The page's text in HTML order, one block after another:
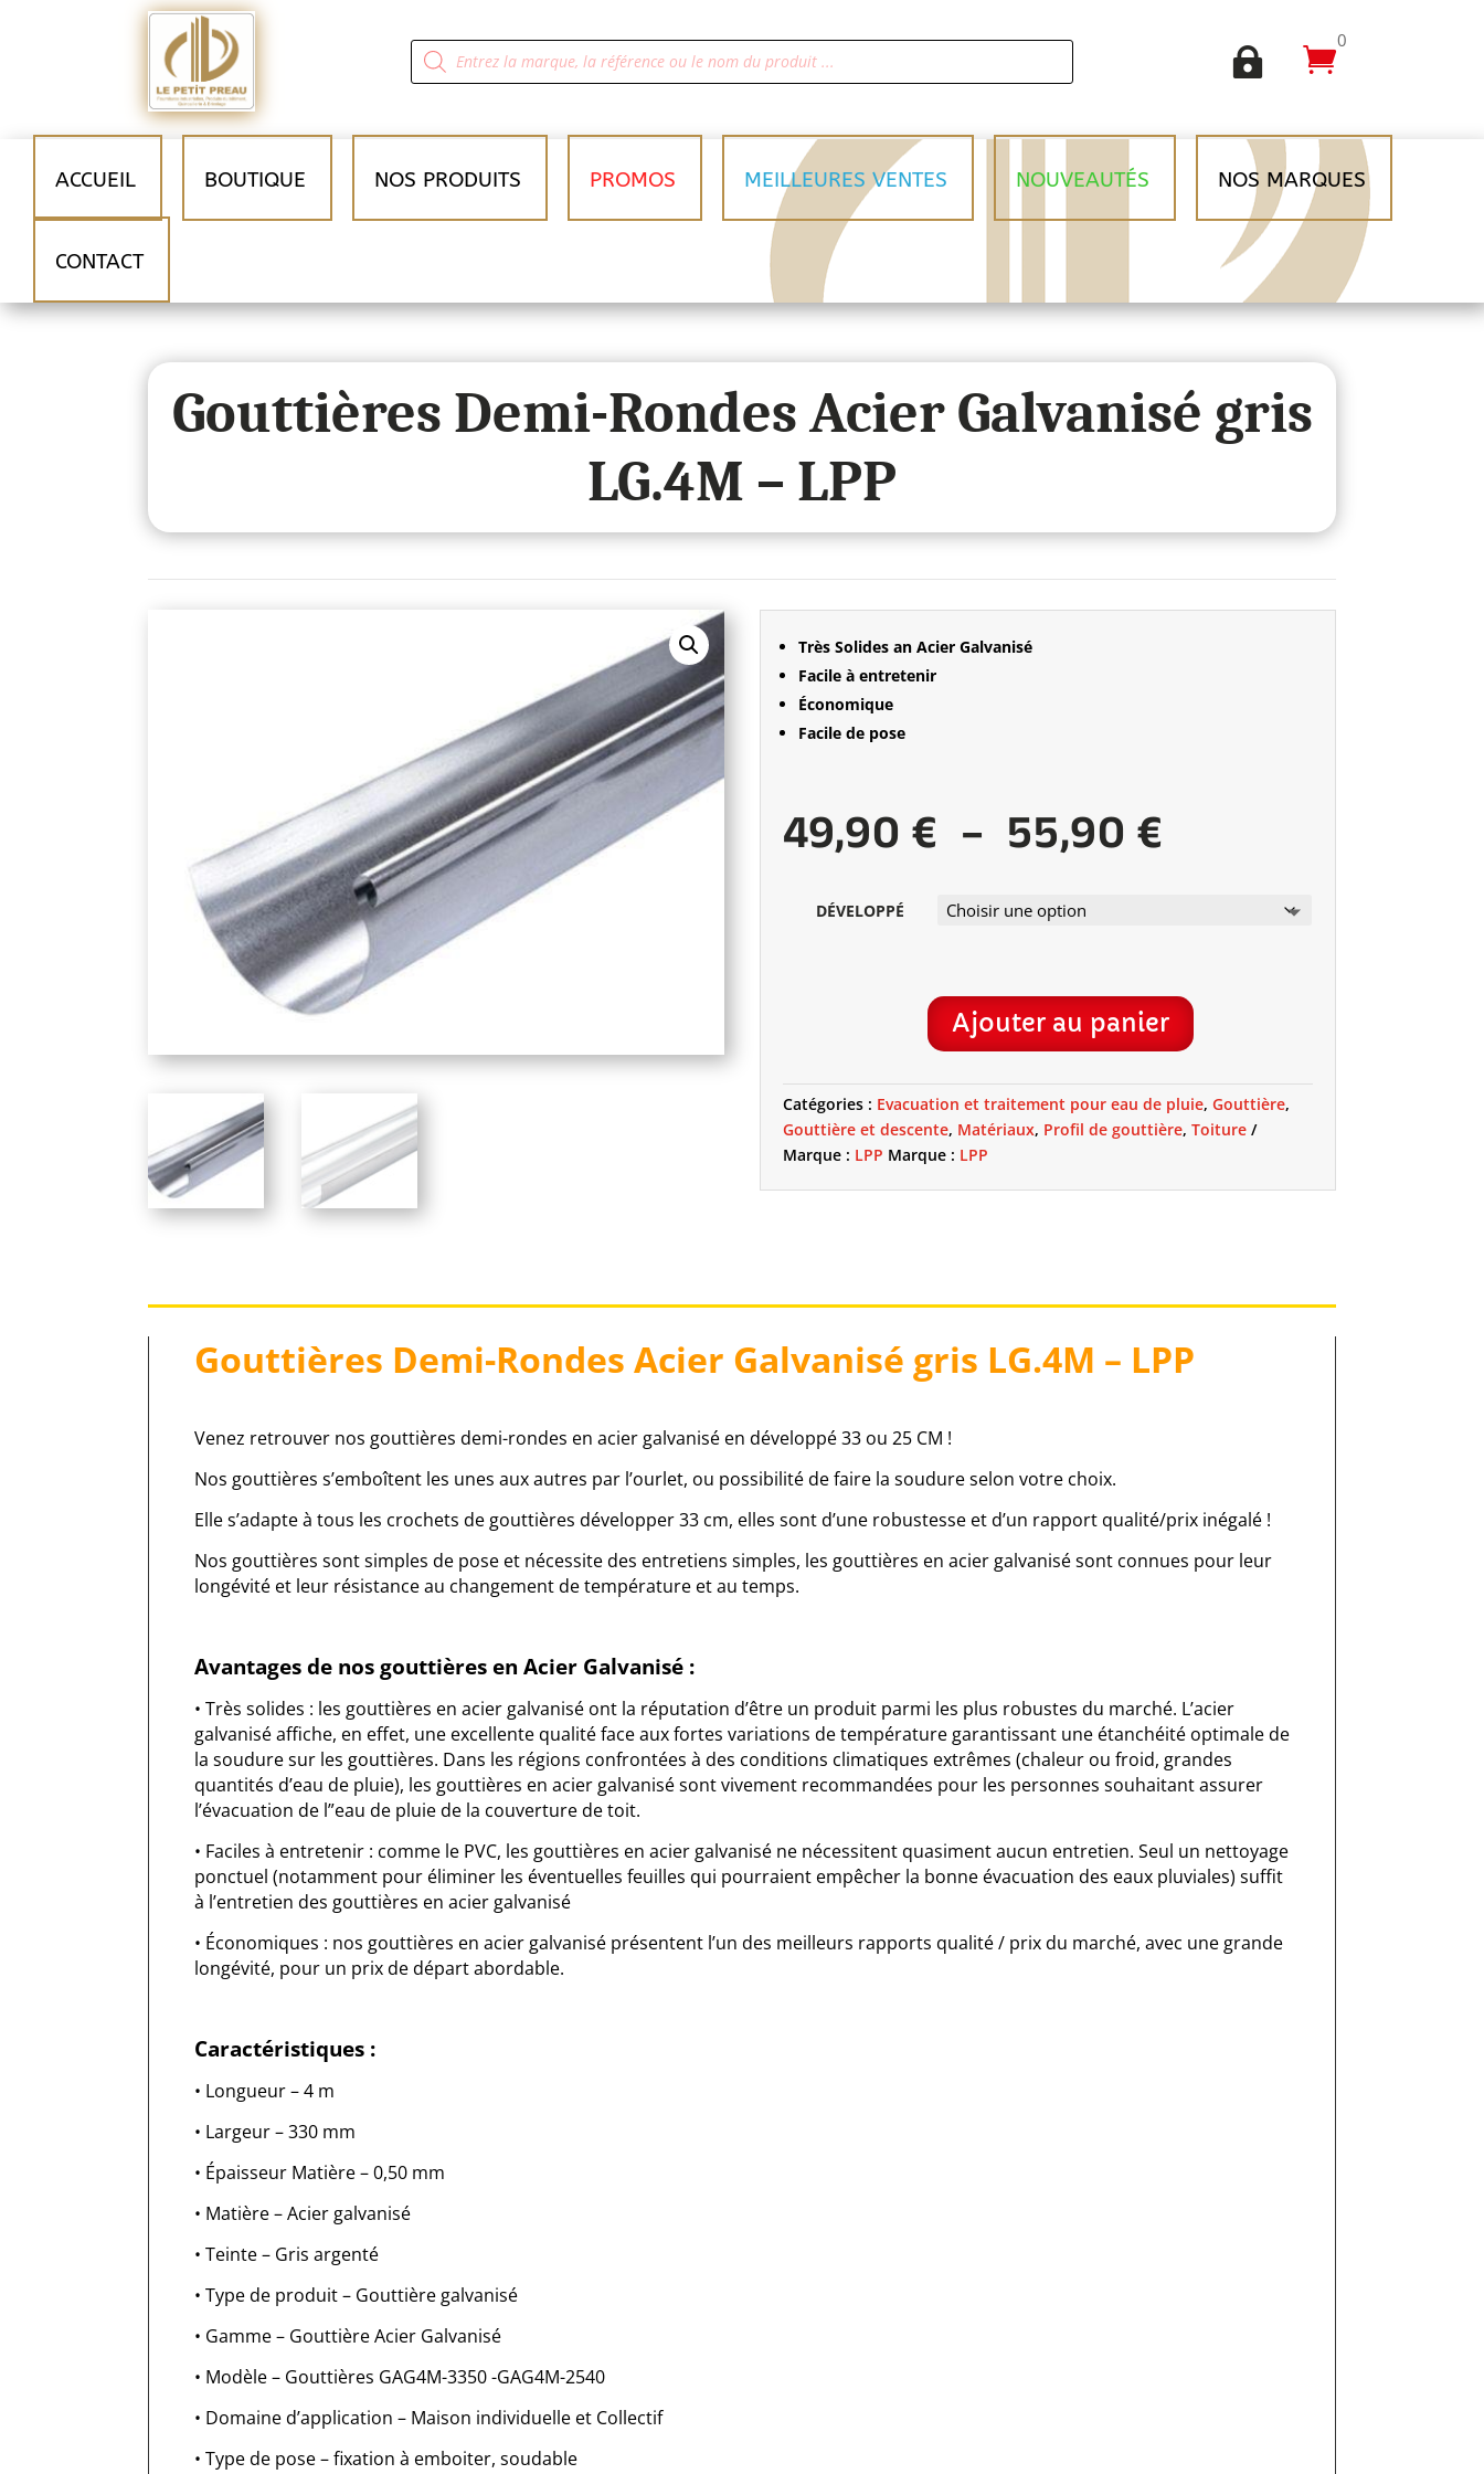
Recherche
de
produits  
0
ACCUEIL BOUTIQUE NOS PRODUITS PROMOS MEILLEURES VENTES NOUVEAUTÉS NOS MARQUES
CONTACT
Gouttières Demi-Rondes Acier Galvanisé gris
LG.4M – LPP
Très Solides an Acier Galvanisé
Facile à entretenir
Économique
Facile de pose
49,90€ – 55,90€
prix :
49,90 €
DÉVELOPPÉ
QUANTITÉ
GOUTTIÈRES
DEMI-
RONDES
ACIER
GALVANISÉ
Ajouter au panier
Catégories : Evacuation et traitement pour eau de pluie,Gouttière,
Gouttière et descente, Matériaux, Profil de gouttière,Toiture
Marque : LPP Marque : LPP
Gouttières Demi-Rondes Acier Galvanisé gris LG.4M – LPP
Venez retrouver nos gouttières demi-rondes en acier galvanisé en développé 33 ou 25 CM !
Nos gouttières s’emboîtent les unes aux autres par l’ourlet, ou possibilité de faire la soudure selon votre choix.
Elle s’adapte à tous les crochets de gouttières développer 33 cm, elles sont d’une robustesse et d’un rapport qualité/prix inégalé !
Nos gouttières sont simples de pose et nécessite des entretiens simples, les gouttières en acier galvanisé sont connues pour leur
longévité et leur résistance au changement de température et au temps.
Avantages de nos gouttières en Acier Galvanisé :
• Très solides : les gouttières en acier galvanisé ont la réputation d’être un produit parmi les plus robustes du marché. L’acier
galvanisé affiche, en effet, une excellente qualité face aux fortes variations de température garantissant une étanchéité optimale de
la soudure sur les gouttières. Dans les régions confrontées à des conditions climatiques extrêmes (chaleur ou froid, grandes
quantités d’eau de pluie), les gouttières en acier galvanisé sont vivement recommandées pour les personnes souhaitant assurer
l’évacuation de l”eau de pluie de la couverture de toit.
• Faciles à entretenir : comme le PVC, les gouttières en acier galvanisé ne nécessitent quasiment aucun entretien. Seul un nettoyage
ponctuel (notamment pour éliminer les éventuelles feuilles qui pourraient empêcher la bonne évacuation des eaux pluviales) suffit
à l’entretien des gouttières en acier galvanisé
• Économiques : nos gouttières en acier galvanisé présentent l’un des meilleurs rapports qualité / prix du marché, avec une grande
longévité, pour un prix de départ abordable.
Caractéristiques :
• Longueur – 4 m
• Largeur – 330 mm
• Épaisseur Matière – 0,50 mm
• Matière – Acier galvanisé
• Teinte – Gris argenté
• Type de produit – Gouttière galvanisé
• Gamme – Gouttière Acier Galvanisé
• Modèle – Gouttières GAG4M-3350 -GAG4M-2540
• Domaine d’application – Maison individuelle et Collectif
• Type de pose – fixation à emboiter, soudable